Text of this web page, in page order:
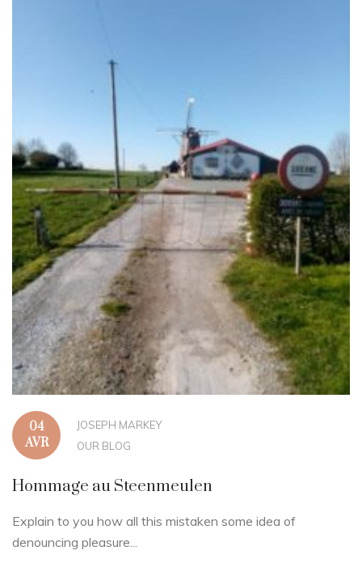
04
AVR
JOSEPH MARKEY
OUR BLOG
Hommage au Steenmeulen
Explain to you how all this mistaken some idea of
denouncing pleasure...